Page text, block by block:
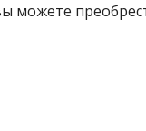
можете